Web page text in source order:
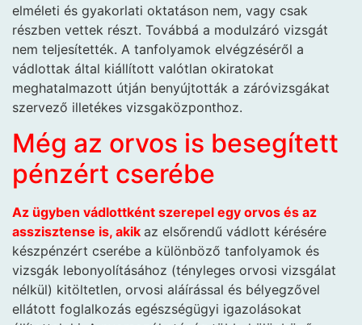
elméleti és gyakorlati oktatáson nem, vagy csak
részben vettek részt. Továbbá a modulzáró vizsgát
nem teljesítették. A tanfolyamok elvégzéséről a
vádlottak által kiállított valótlan okiratokat
meghatalmazott útján benyújtották a záróvizsgákat
szervező illetékes vizsgaközponthoz.
Még az orvos is besegített
pénzért cserébe
Az ügyben vádlottként szerepel egy orvos és az
asszisztense is, akik az elsőrendű vádlott kérésére
készpénzért cserébe a különböző tanfolyamok és
vizsgák lebonyolításához (tényleges orvosi vizsgálat
nélkül) kitöltetlen, orvosi aláírással és bélyegzővel
ellátott foglalkozás egészségügyi igazolásokat